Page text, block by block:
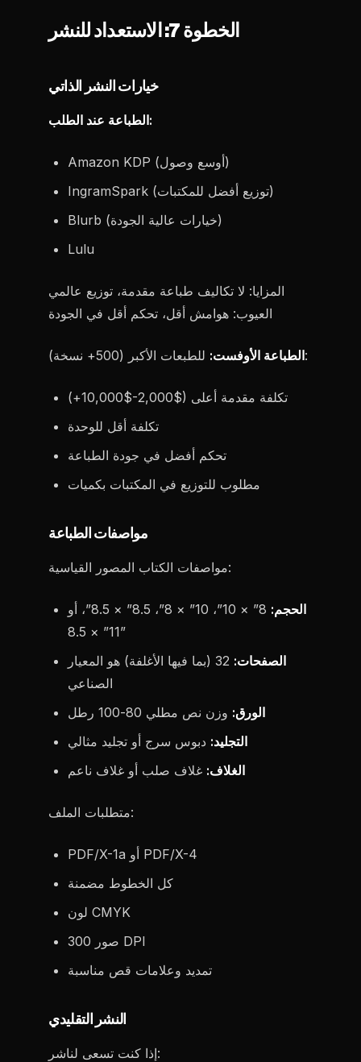
الخطوة 7: الاستعداد للنشر
خيارات النشر الذاتي
الطباعة عند الطلب:
Amazon KDP (أوسع وصول)
IngramSpark (توزيع أفضل للمكتبات)
Blurb (خيارات عالية الجودة)
Lulu
المزايا: لا تكاليف طباعة مقدمة، توزيع عالمي
العيوب: هوامش أقل، تحكم أقل في الجودة
الطباعة الأوفست:للطبعات الأكبر (500+ نسخة):
تكلفة مقدمة أعلى ($2,000-$10,000+)
تكلفة أقل للوحدة
تحكم أفضل في جودة الطباعة
مطلوب للتوزيع في المكتبات بكميات
مواصفات الطباعة
مواصفات الكتاب المصور القياسية:
الحجم:
8” × 10”، 10” × 8”، 8.5” × 8.5”، أو
11” × 8.5”
الصفحات:
32 (بما فيها الأغلفة) هو المعيار
الصناعي
الورق: وزن نص مطلي 80-100 رطل
التجليد: دبوس سرج أو تجليد مثالي
الغلاف: غلاف صلب أو غلاف ناعم
متطلبات الملف:
PDF/X-1a أو PDF/X-4
كل الخطوط مضمنة
لون CMYK
صور 300 DPI
تمديد وعلامات قص مناسبة
النشر التقليدي
إذا كنت تسعى لناشر: